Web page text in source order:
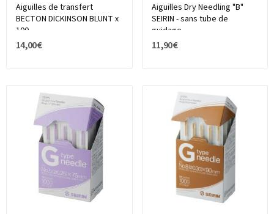
Aiguilles de transfert
BECTON DICKINSON BLUNT x
100
14,00 €
Aiguilles Dry Needling "B"
SEIRIN - sans tube de
guidage
11,90 €